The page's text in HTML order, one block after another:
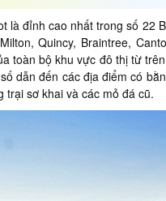
là đỉnh cao nhất trong số 22
Quincy, Braintree,
toàn bộ khu vực đô thị từ
dẫn đến các địa điểm có
trại sơ khai và các mỏ đá cũ.